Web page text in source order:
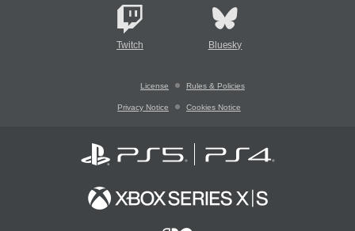
Twitch Bluesky
License Rules & Policies
Privacy Notice Cookies Notice